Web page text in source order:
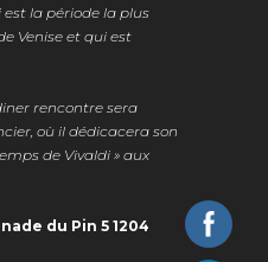
la période la plus
Venise et qui est
rencontre sera
où il dédicacera son
de Vivaldi » aux
du Pin 5 1204